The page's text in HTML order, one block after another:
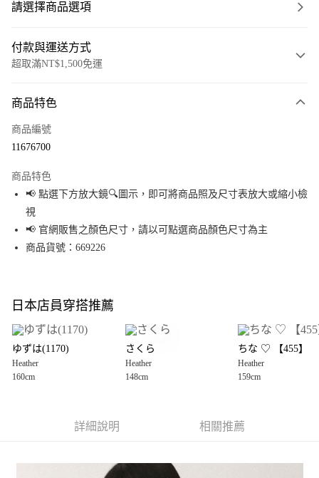
請選擇商品選項
付款與運送方式
超取滿NT$1,500免運
信用卡一次付款
Apple Pay
街口支付
悠遊付
全盈+PAY
大哥付你分期
【大哥付你分期使用說明】
1.本服務由台灣大哥大提供，台灣大哥大用戶可立即使用無須另外申請。
2.付款方式選擇「大哥付你分期」，訂單成立後會自動跳轉到大哥付的交易
3.實際核准額度、可分期數及費用金額請依後續交易確認頁面所載為準。
4.訂單成立30分鐘內，如未前往確認交易或遇審核未通過，訂單將自動取
AFTEE先享後付
３．安心：先確認商品／服務後，再付款。
每筆NT$80，滿NT$1,500(含以上)免運費
商品特色
商品編號
11676700
商品特色
📢 點選下方放大鏡🔍圖示，即可將商品照及尺寸表放大或縮小檢
視
📢 官網販售之顏色尺寸，請以可點選商品顏色尺寸為主
商品貨號：669226
日本店員穿搭推薦
ゆずは(1170)
Heather
160cm
さくら
Heather
148cm
ちな ♡ 【455】
Heather
159cm
詳細說明 相關推薦